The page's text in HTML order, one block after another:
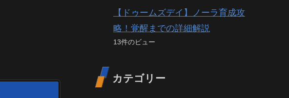
【ドゥームズデイ】ノーラ育成攻
略！覚醒までの詳細解説
13件のビュー
カテゴリー